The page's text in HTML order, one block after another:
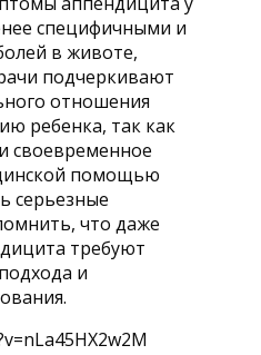
специфичными и
в животе,
подчеркивают
отношения
ребенка, так как
своевременное
помощью
серьезные
что даже
требуют
и